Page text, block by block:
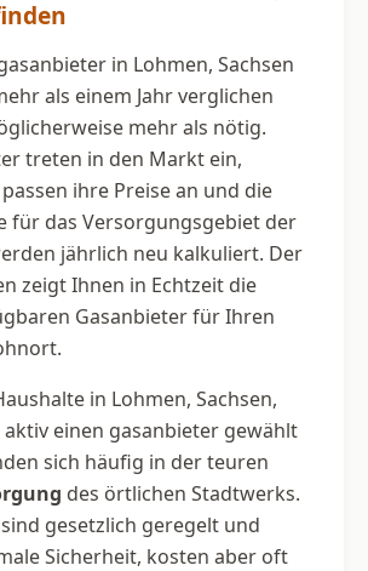
in Lohmen, Sachsen
als einem Jahr verglichen
mehr als nötig.
treten in den Markt ein,
ihre Preise an und die
für das Versorgungsgebiet der
jährlich neu kalkuliert. Der
zeigt Ihnen in Echtzeit die
Gasanbieter für Ihren
in Lohmen, Sachsen,
aktiv einen gasanbieter gewählt
sich häufig in der teuren
des örtlichen Stadtwerks.
gesetzlich geregelt und
Sicherheit, kosten aber oft